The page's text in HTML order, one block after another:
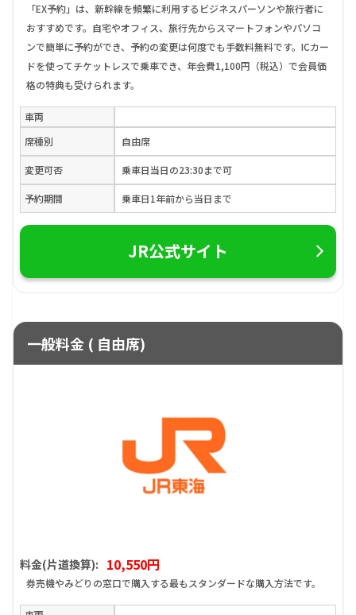
「EX予約」は、新幹線を頻繁に利用するビジネスパーソンや旅行者に
おすすめです。自宅やオフィス、旅行先からスマートフォンやパソコ
ンで簡単に予約ができ、予約の変更は何度でも手数料無料です。ICカー
ドを使ってチケットレスで乗車でき、年会費1,100円（税込）で会員価
格の特典も受けられます。
車両
席種別
自由席
変更可否 乗車日当日の23:30まで可
予約期間 乗車日1年前から当日まで
JR公式サイト
一般料金 ( 自由席)
料金(片道換算): 10,550円
券売機やみどりの窓口で購入する最もスタンダードな購入方法です。